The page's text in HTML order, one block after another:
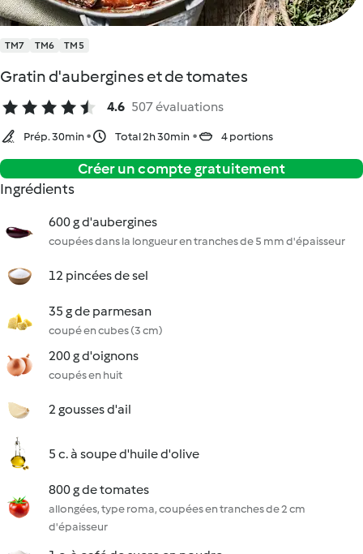
TM7 TM6 TM5
Gratin d'aubergines et de tomates
4.6 507 évaluations
Prép. 30min Total 2h 30min 4 portions
Créer un compte gratuitement
Ingrédients
600 g d'aubergines
coupées dans la longueur en tranches de 5 mm d'épaisseur
12 pincées de sel
35 g de parmesan
coupé en cubes (3 cm)
200 g d'oignons
coupés en huit
2 gousses d'ail
5 c. à soupe d'huile d'olive
800 g de tomates
allongées, type roma, coupées en tranches de 2 cm
d'épaisseur